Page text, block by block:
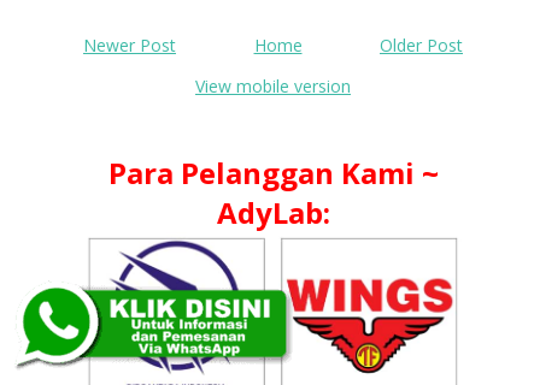
Newer Post Older Post
Home
View mobile version
Para Pelanggan Kami ~
AdyLab: